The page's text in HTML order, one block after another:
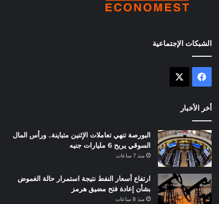
الشبكات الإجتماعية
فيسبوك
أخر الأخبار
البورصة تنهي تعاملات الإثنين متباينة.. ورأس المال
السوقي يربح 6 مليارات جنيه
منذ 7 ساعات
ارتفاع أسعار النفط نتيجة استمرار حالة الغموض
بشأن إعادة فتح مضيق هرمز
منذ 8 ساعات